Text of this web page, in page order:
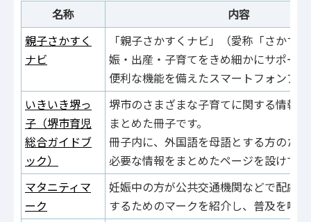
名称
内容
親子さかすく
ナビ
「親子さかすくナビ」（愛称「さかす
娠・出産・子育てをきめ細かにサポー
便利な機能を備えたスマートフォンア
いきいき堺っ
子（堺市育児
総合ガイドブ
ック）
堺市のさまざまな子育てに関する情報
まとめた冊子です。
冊子内に、外国語を母語とする方のた
必要な情報をまとめたページを設けて
マタニティマ
ーク
妊娠中の方が公共交通機関などで配慮
するためのマークを紹介し、普及を呼